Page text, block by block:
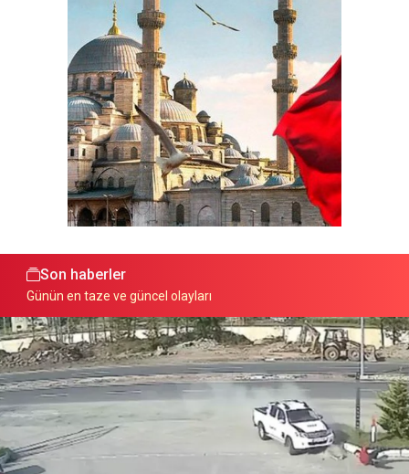
Son haberler
Günün en taze ve güncel olayları